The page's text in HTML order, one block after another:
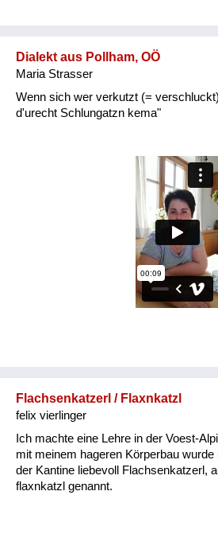
Dialekt aus Pollham, OÖ
Maria Strasser
Wenn sich wer verkutzt (=
d'urecht Schlungatzn kema"
Flachsenkatzerl / Flaxnkatzl
felix vierlinger
Ich machte eine Lehre in der Voest-
mit meinem hageren Körperbau
der Kantine liebevoll Flachsenkatzerl,
flaxnkatzl genannt.